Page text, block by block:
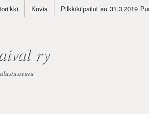
Kuvia Pilkkikilpailut su 31.3.2019
ry